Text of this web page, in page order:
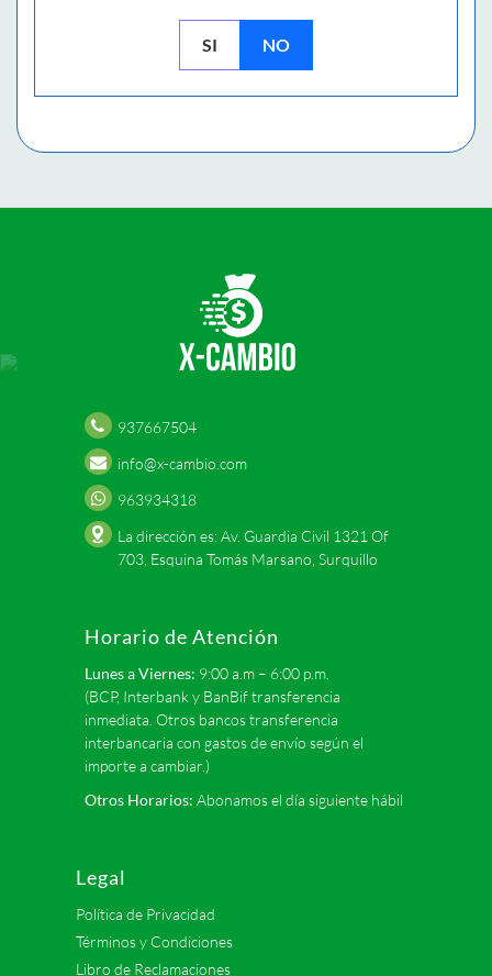
SI NO
937667504
info@x-cambio.com
963934318
La dirección es: Av. Guardia Civil 1321 Of
703, Esquina Tomás Marsano, Surquillo
Horario de Atención
Lunes a Viernes: 9:00 a.m – 6:00 p.m.
(BCP, Interbank y BanBif transferencia
inmediata. Otros bancos transferencia
interbancaria con gastos de envío según el
importe a cambiar.)
Otros Horarios: Abonamos el día siguiente hábil
Legal
Política de Privacidad
Términos y Condiciones
Libro de Reclamaciones